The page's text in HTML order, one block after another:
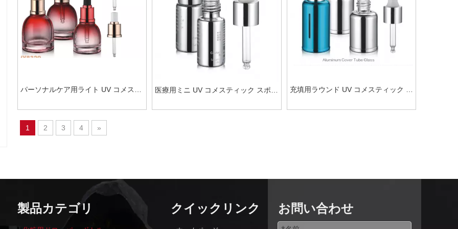
パーソナルケア用ライト UV コメステ
医療用ミニ UV コメスティック スポイ
充填用ラウンド UV コメスティック ス
1 2 3 4 »
製品カテゴリ クイックリンク お問い合わせ